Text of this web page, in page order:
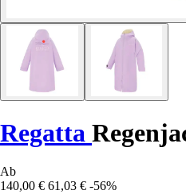
Regatta
Ab
140,00 € 61,03 € -56%